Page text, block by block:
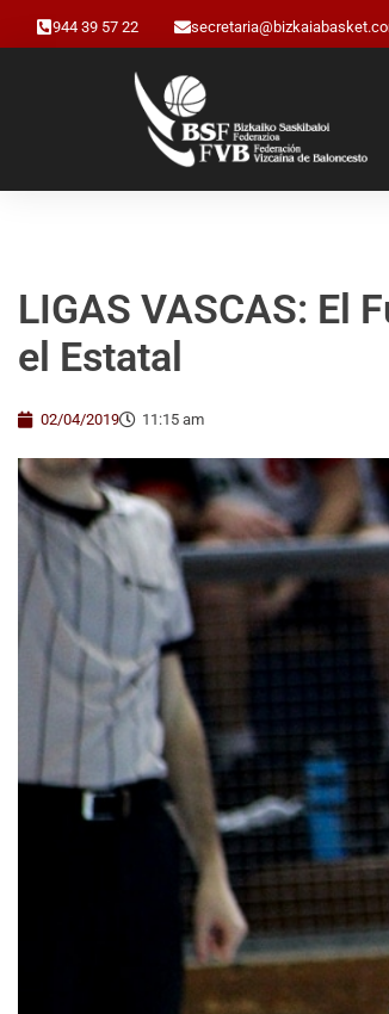
944 39 57 22
LIGAS VASCAS: El
el Estatal
02/04/2019 11:15 am